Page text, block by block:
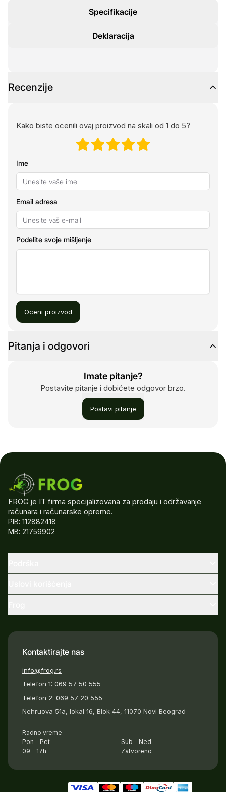
Specifikacije
Deklaracija
Recenzije
Kako biste ocenili ovaj proizvod na skali od 1 do 5?
Ime
Email adresa
Podelite svoje mišljenje
Oceni proizvod
Pitanja i odgovori
Imate pitanje?
Postavite pitanje i dobićete odgovor brzo.
Postavi pitanje
FROG je IT firma specijalizovana za prodaju i održavanje
računara i računarske opreme.
PIB: 112882418
MB: 21759902
Kontaktirajte nas
info@frog.rs
Telefon 1: 069 57 50 555
Telefon 2: 069 57 20 555
Nehruova 51a, lokal 16, Blok 44, 11070 Novi Beograd
Radno vreme
Pon - Pet
09 - 17h
Sub - Ned
Zatvoreno